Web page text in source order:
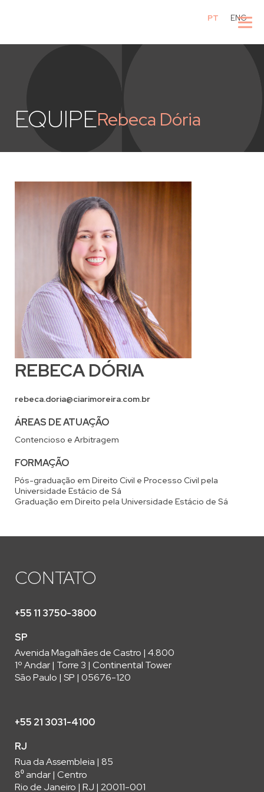
PT ENG
EQUIPERebeca Dória
REBECA DÓRIA
rebeca.doria@ciarimoreira.com.br
ÁREAS DE ATUAÇÃO
Contencioso e Arbitragem
FORMAÇÃO
Pós-graduação em Direito Civil e Processo Civil pela
Universidade Estácio de Sá
Graduação em Direito pela Universidade Estácio de Sá
CONTATO
+55 11 3750-3800
SP
Avenida Magalhães de Castro | 4.800
1º Andar | Torre 3 | Continental Tower
São Paulo | SP | 05676-120
+55 21 3031-4100
RJ
Rua da Assembleia | 85
8⁰ andar | Centro
Rio de Janeiro | RJ | 20011-001